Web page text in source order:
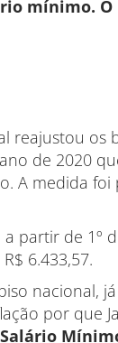
mínimo. O
reajustou os
de 2020
A medida foi
partir de 1º
6.433,57.
nacional,
por que